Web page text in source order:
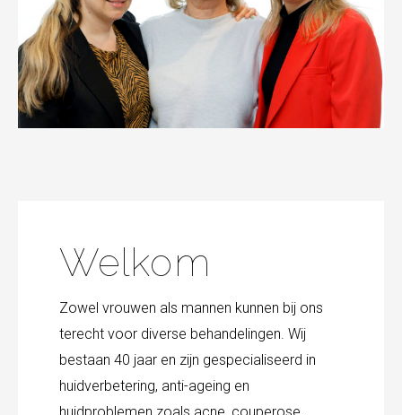
Welkom
Zowel vrouwen als mannen kunnen bij ons
terecht voor diverse behandelingen. Wij
bestaan 40 jaar en zijn gespecialiseerd in
huidverbetering, anti-ageing en